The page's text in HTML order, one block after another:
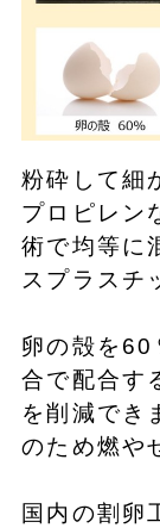
粉砕して細
プロピレン
術で均等に
スプラスチ
卵の殻を60
合で配合す
を削減でき
のため燃や
国内の割卵